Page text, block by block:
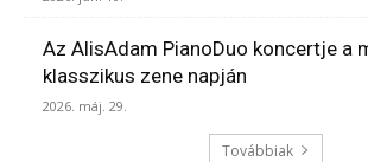
Az AlisAdam PianoDuo koncertje a
klasszikus zene napján
2026. máj. 29.
Továbbiak